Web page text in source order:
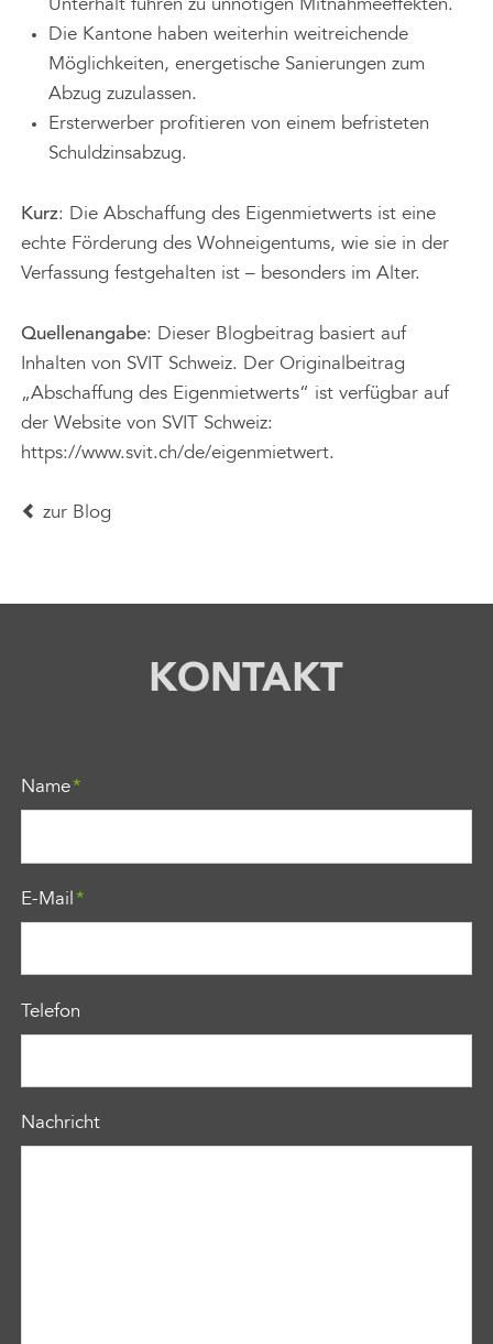
Unterhalt führen zu unnötigen Mitnahmeeffekten.
Die Kantone haben weiterhin weitreichende
Möglichkeiten, energetische Sanierungen zum
Abzug zuzulassen.
Ersterwerber profitieren von einem befristeten
Schuldzinsabzug.
Kurz: Die Abschaffung des Eigenmietwerts ist eine
echte Förderung des Wohneigentums, wie sie in der
Verfassung festgehalten ist – besonders im Alter.
Quellenangabe: Dieser Blogbeitrag basiert auf
Inhalten von SVIT Schweiz. Der Originalbeitrag
„Abschaffung des Eigenmietwerts“ ist verfügbar auf
der Website von SVIT Schweiz:
https://www.svit.ch/de/eigenmietwert.
zur Blog
KONTAKT
Pflichtfeld
Name*
Pflichtfeld
E-Mail*
Telefon
Nachricht